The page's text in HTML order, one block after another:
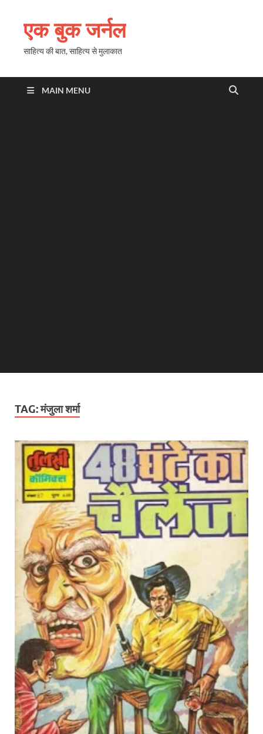
एक बुक जर्नल
साहित्य की बात, साहित्य से मुलाकात
MAIN MENU
TAG:मंजुला शर्मा